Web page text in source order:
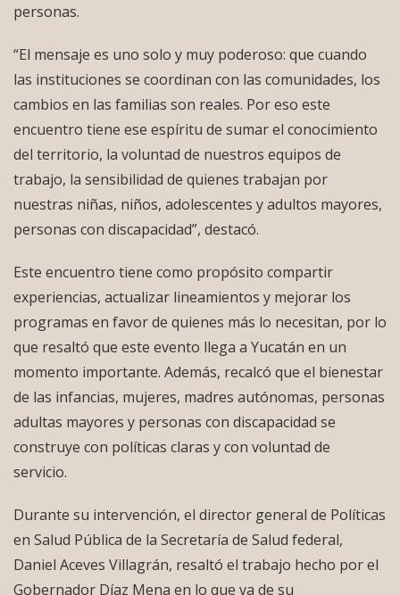
personas.
“El mensaje es uno solo y muy poderoso: que cuando
las instituciones se coordinan con las comunidades, los
cambios en las familias son reales. Por eso este
encuentro tiene ese espíritu de sumar el conocimiento
del territorio, la voluntad de nuestros equipos de
trabajo, la sensibilidad de quienes trabajan por
nuestras niñas, niños, adolescentes y adultos mayores,
personas con discapacidad”, destacó.
Este encuentro tiene como propósito compartir
experiencias, actualizar lineamientos y mejorar los
programas en favor de quienes más lo necesitan, por lo
que resaltó que este evento llega a Yucatán en un
momento importante. Además, recalcó que el bienestar
de las infancias, mujeres, madres autónomas, personas
adultas mayores y personas con discapacidad se
construye con políticas claras y con voluntad de
servicio.
Durante su intervención, el director general de Políticas
en Salud Pública de la Secretaría de Salud federal,
Daniel Aceves Villagrán, resaltó el trabajo hecho por el
Gobernador Díaz Mena en lo que va de su